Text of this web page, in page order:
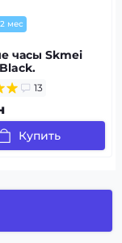
мес
часы Skmei
13
Купить